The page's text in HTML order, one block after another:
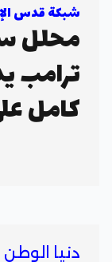
شبكة قدس
محلل
ترامب
كامل
دنيا الوطن